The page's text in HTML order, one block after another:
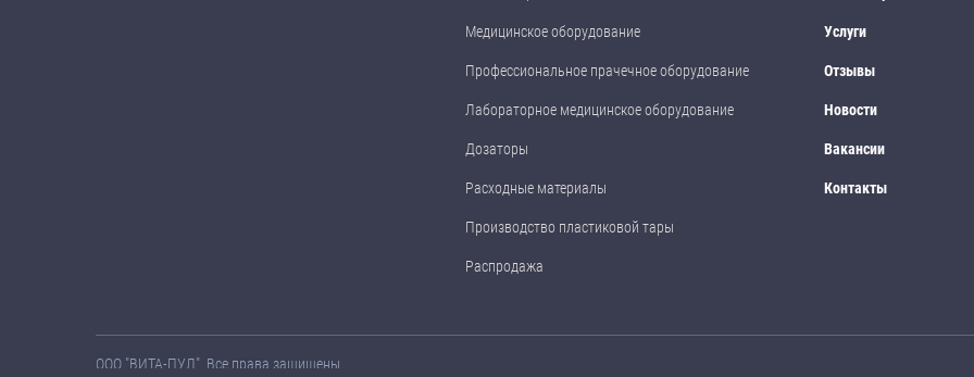
Медицинское оборудование
Профессиональное прачечное оборудование
Лабораторное медицинское оборудование
Дозаторы
Расходные материалы
Производство пластиковой тары
Распродажа
Услуги
Отзывы
Новости
Вакансии
Контакты
ООО "ВИТА-ПУЛ". Все права защищены.